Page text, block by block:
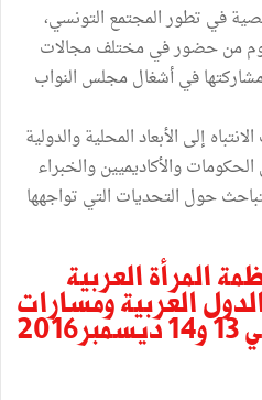
في تطور المجتمع التونسي،
من حضور في مختلف مجالات
في أشغال مجلس النواب
إلى الأبعاد المحلية والدولية
والأكاديميين والخبراء
حول التحديات التي تواجهها
المرأة العربية
العربية ومسارات
الإصلاح والتغيير"يومي 13 و14 ديسمبر2016